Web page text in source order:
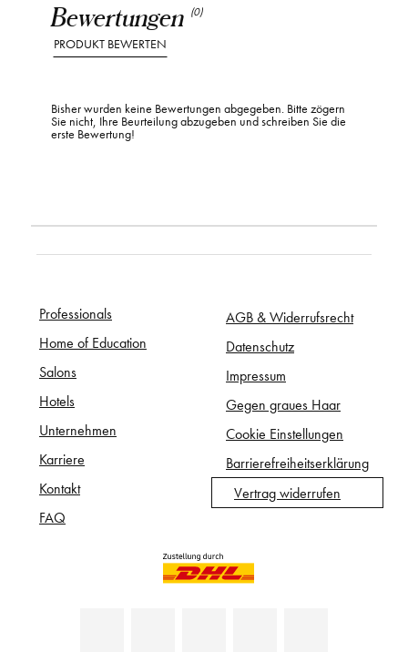
Bewertungen (0)
PRODUKT BEWERTEN
Bisher wurden keine Bewertungen abgegeben. Bitte zögern
Sie nicht, Ihre Beurteilung abzugeben und schreiben Sie die
erste Bewertung!
Professionals
Home of Education
Salons
Hotels
Unternehmen
Karriere
Kontakt
FAQ
AGB & Widerrufsrecht
Datenschutz
Impressum
Gegen graues Haar
Cookie Einstellungen
Barrierefreiheitserklärung
Vertrag widerrufen